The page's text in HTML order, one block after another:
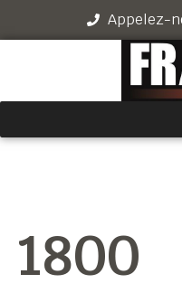
Appelez-
1800